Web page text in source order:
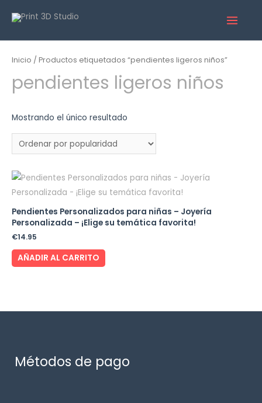
Inicio / Productos etiquetados “pendientes ligeros niños”
pendientes ligeros niños
Mostrando el único resultado
Pendientes Personalizados para niñas – Joyería
Personalizada – ¡Elige su temática favorita!
€14.95
AÑADIR AL CARRITO
Métodos de pago